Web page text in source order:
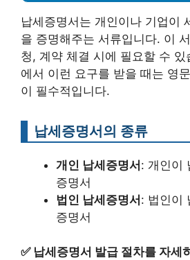
납세증명서는 개인이나 기업이
을 증명해주는 서류입니다. 이
청, 계약 체결 시에 필요할 수 있
에서 이런 요구를 받을 때는 영
이 필수적입니다.
납세증명서의 종류
개인 납세증명서: 개인이
증명서
법인 납세증명서: 법인이
증명서
✅ 납세증명서 발급 절차를 자세